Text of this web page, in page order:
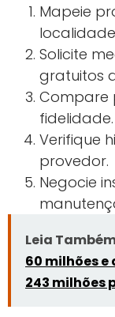
Mapeie
Solicite
gratuitos
Compare
fidelidade.
Verifique
provedor.
Negocie
Leia
60 milhões
243 milhões